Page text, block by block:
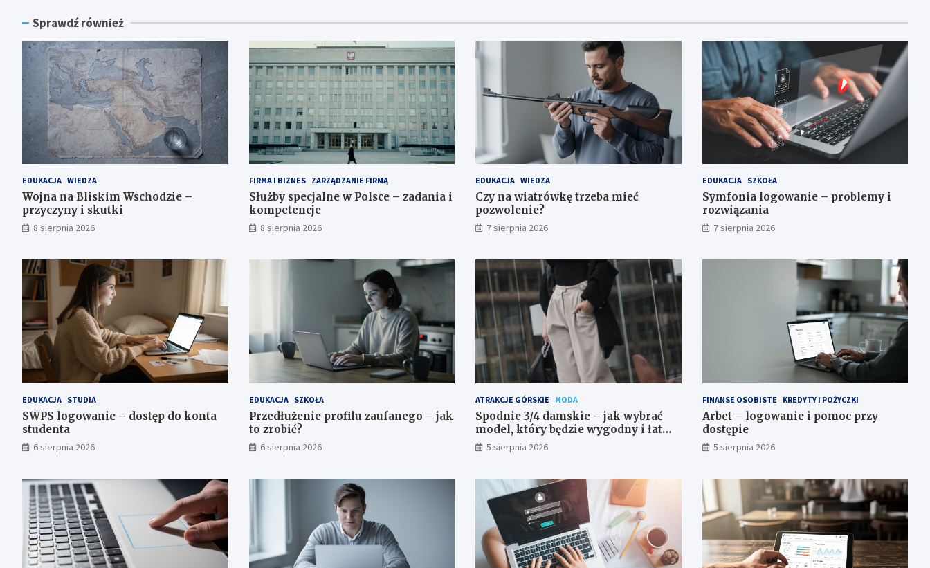
Sprawdź również
EDUKACJA WIEDZA
Wojna na Bliskim Wschodzie –
przyczyny i skutki
8 sierpnia 2026
FIRMA I BIZNES ZARZĄDZANIE FIRMĄ
Służby specjalne w Polsce – zadania i
kompetencje
8 sierpnia 2026
EDUKACJA WIEDZA
Czy na wiatrówkę trzeba mieć
pozwolenie?
7 sierpnia 2026
EDUKACJA SZKOŁA
Symfonia logowanie – problemy i
rozwiązania
7 sierpnia 2026
EDUKACJA STUDIA
SWPS logowanie – dostęp do konta
studenta
6 sierpnia 2026
EDUKACJA SZKOŁA
Przedłużenie profilu zaufanego – jak
to zrobić?
6 sierpnia 2026
ATRAKCJE GÓRSKIE MODA
Spodnie 3/4 damskie – jak wybrać
model, który będzie wygodny i łatwy
do stylizowania?
5 sierpnia 2026
FINANSE OSOBISTE KREDYTY I POŻYCZKI
Arbet – logowanie i pomoc przy
dostępie
5 sierpnia 2026